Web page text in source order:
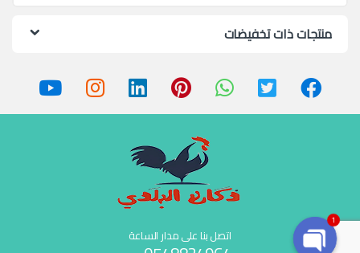
منتجات ذات تخفيضات
اتصل بنا على مدار الساعة
1